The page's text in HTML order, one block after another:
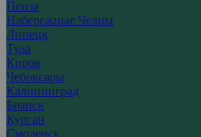
Пенза
Набережные Челны
Липецк
Тула
Киров
Чебоксары
Калининград
Брянск
Курган
Смоленск